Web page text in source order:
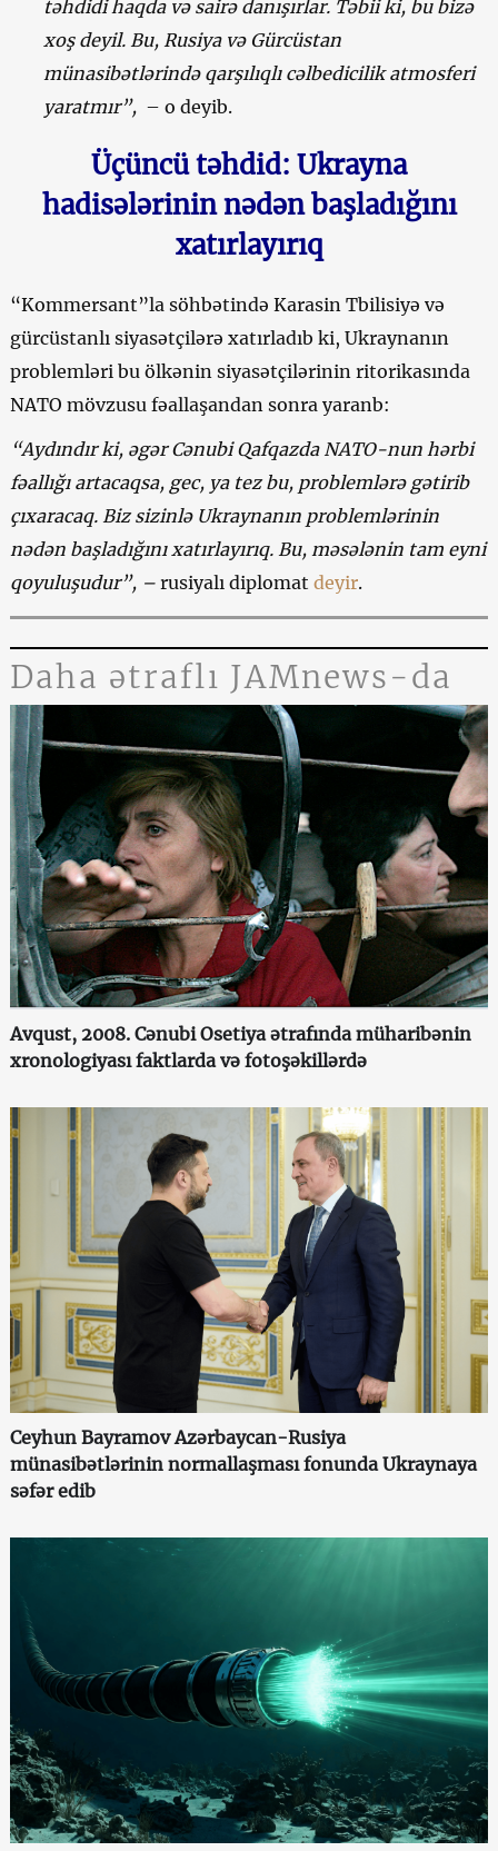
təhdidi haqda və sairə danışırlar. Təbii ki, bu bizə
xoş deyil. Bu, Rusiya və Gürcüstan
münasibətlərində qarşılıqlı cəlbedicilik atmosferi
yaratmır”, – o deyib.
Üçüncü təhdid: Ukrayna
hadisələrinin nədən başladığını
xatırlayırıq
“Kommersant”la söhbətində Karasin Tbilisiyə və
gürcüstanlı siyasətçilərə xatırladıb ki, Ukraynanın
problemləri bu ölkənin siyasətçilərinin ritorikasında
NATO mövzusu fəallaşandan sonra yaranb:
“Aydındır ki, əgər Cənubi Qafqazda NATO-nun hərbi
fəallığı artacaqsa, gec, ya tez bu, problemlərə gətirib
çıxaracaq. Biz sizinlə Ukraynanın problemlərinin
nədən başladığını xatırlayırıq. Bu, məsələnin tam eyni
qoyuluşudur”, – rusiyalı diplomat deyir.
Daha ətraflı JAMnews-da
Avqust, 2008. Cənubi Osetiya ətrafında müharibənin
xronologiyası faktlarda və fotoşəkillərdə
Ceyhun Bayramov Azərbaycan-Rusiya
münasibətlərinin normallaşması fonunda Ukraynaya
səfər edib